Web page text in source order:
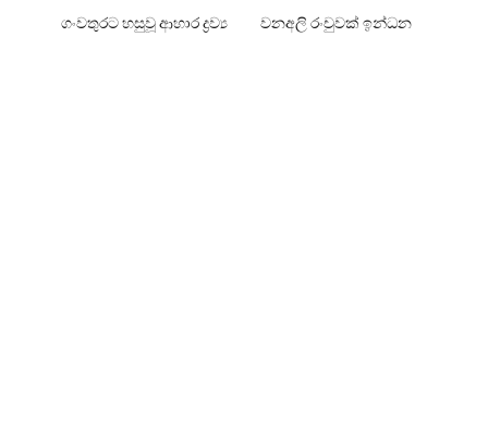
ගංවතුරට හසුවූ ආහාර ද්‍රව්‍ය
වනඅලි රංචුවක් ඉන්ධන